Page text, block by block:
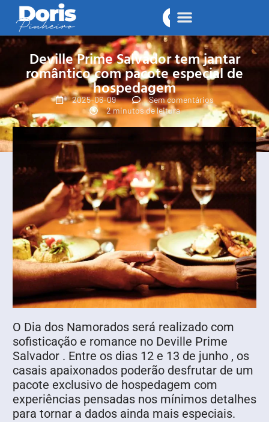
Deville Prime Salvador tem jantar
romântico com pacote especial de
hospedagem
2025-06-09
Sem comentários
2 minutos de leitura
O Dia dos Namorados será realizado com
sofisticação e romance no Deville Prime
Salvador . Entre os dias 12 e 13 de junho , os
casais apaixonados poderão desfrutar de um
pacote exclusivo de hospedagem com
experiências pensadas nos mínimos detalhes
para tornar a dados ainda mais especiais.